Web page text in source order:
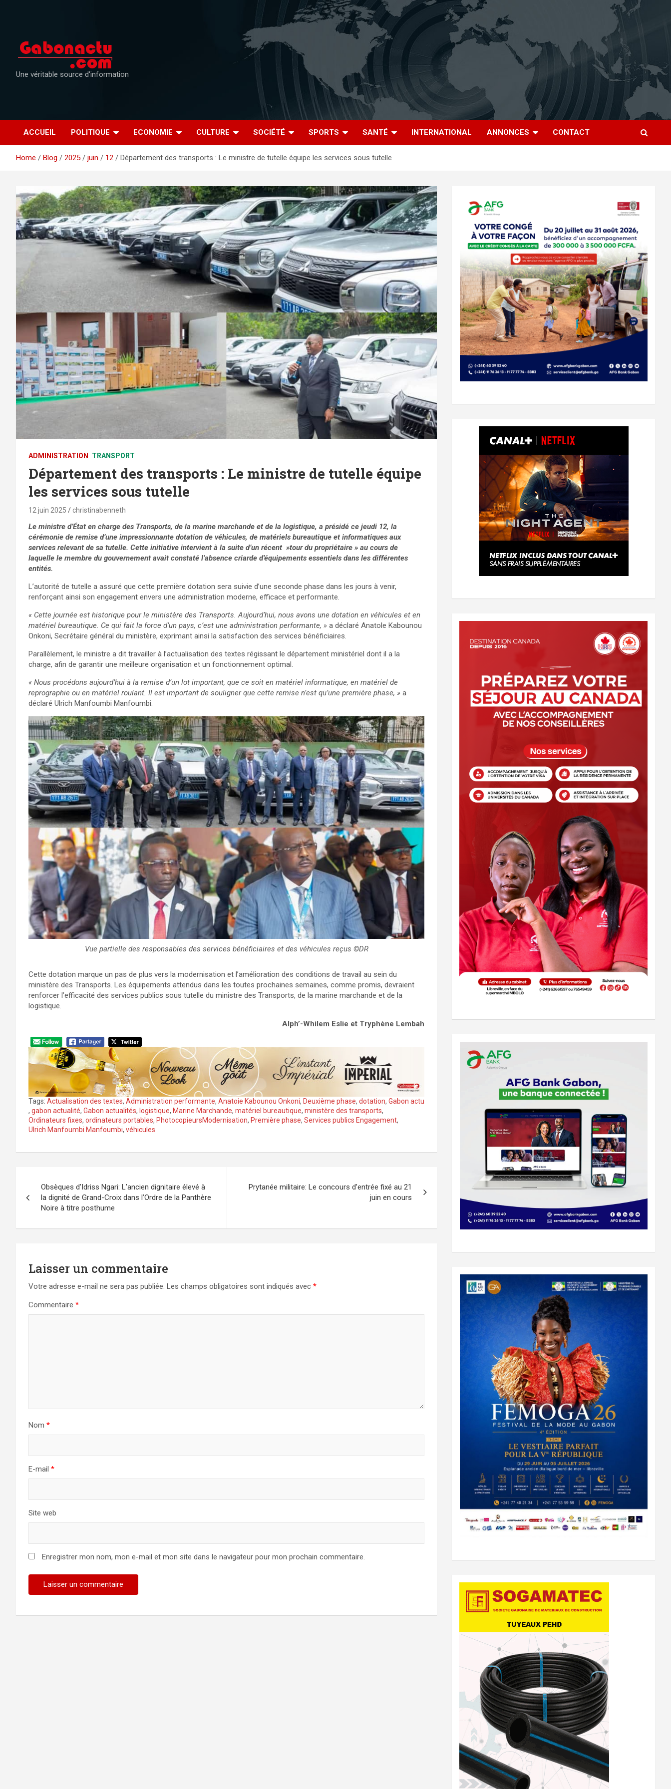
Une véritable source d'information
ACCUEIL POLITIQUE ECONOMIE CULTURE SOCIÉTÉ SPORTS SANTÉ INTERNATIONAL ANNONCES CONTACT
Home Blog 2025 juin 12 Département des transports : Le ministre de tutelle équipe les services sous tutelle
ADMINISTRATION TRANSPORT
Département des transports : Le ministre de tutelle équipe
les services sous tutelle
12 juin 2025 christinabenneth
Le ministre d’État en charge des Transports, de la marine marchande et de la logistique, a présidé ce jeudi 12, la
cérémonie de remise d’une impressionnante dotation de véhicules, de matériels bureautique et informatiques aux
services relevant de sa tutelle. Cette initiative intervient à la suite d’un récent »tour du propriétaire » au cours de
laquelle le membre du gouvernement avait constaté l’absence criarde d’équipements essentiels dans les différentes
entités.
L’autorité de tutelle a assuré que cette première dotation sera suivie d’une seconde phase dans les jours à venir,
renforçant ainsi son engagement envers une administration moderne, efficace et performante.
« Cette journée est historique pour le ministère des Transports. Aujourd’hui, nous avons une dotation en véhicules et en
matériel bureautique. Ce qui fait la force d’un pays, c’est une administration performante, » a déclaré Anatole Kabounou
Onkoni, Secrétaire général du ministère, exprimant ainsi la satisfaction des services bénéficiaires.
Parallèlement, le ministre a dit travailler à l’actualisation des textes régissant le département ministériel dont il a la
charge, afin de garantir une meilleure organisation et un fonctionnement optimal.
« Nous procédons aujourd’hui à la remise d’un lot important, que ce soit en matériel informatique, en matériel de
reprographie ou en matériel roulant. Il est important de souligner que cette remise n’est qu’une première phase, » a
déclaré Ulrich Manfoumbi Manfoumbi.
Vue partielle des responsables des services bénéficiaires et des véhicules reçus ©DR
Cette dotation marque un pas de plus vers la modernisation et l’amélioration des conditions de travail au sein du
ministère des Transports. Les équipements attendus dans les toutes prochaines semaines, comme promis, devraient
renforcer l’efficacité des services publics sous tutelle du ministre des Transports, de la marine marchande et de la
logistique.
Alph’-Whilem Eslie et Tryphène Lembah
Tags: Actualisation des textes, Administration performante, Anatoie Kabounou Onkoni, Deuxième phase, dotation, Gabon actu
, gabon actualité, Gabon actualités, logistique, Marine Marchande, matériel bureautique, ministère des transports,
Ordinateurs fixes, ordinateurs portables, PhotocopieursModernisation, Première phase, Services publics Engagement,
Ulrich Manfoumbi Manfoumbi, véhicules
de
l’article
Obsèques d’Idriss Ngari: L’ancien dignitaire élevé à
la dignité de Grand-Croix dans l’Ordre de la Panthère
Noire à titre posthume
Prytanée militaire: Le concours d’entrée fixé au 21
juin en cours
Laisser un commentaire
Votre adresse e-mail ne sera pas publiée. Les champs obligatoires sont indiqués avec *
Commentaire *
Nom *
E-mail *
Site web
Enregistrer mon nom, mon e-mail et mon site dans le navigateur pour mon prochain commentaire.